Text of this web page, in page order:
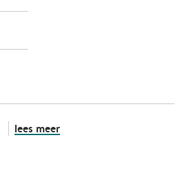
lees meer